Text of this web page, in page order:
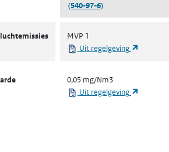
(540-97-6)
MVP 1
Uit regelgeving
0,05 mg/Nm3
Uit regelgeving